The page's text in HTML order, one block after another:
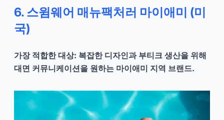
6. 스윔웨어 매뉴팩처러 마이애미 (미
국)
가장 적합한 대상: 복잡한 디자인과 부티크 생산을 위해
대면 커뮤니케이션을 원하는 마이애미 지역 브랜드.